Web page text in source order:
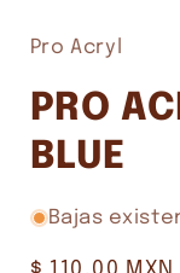
1
en
ventana
modal
Pro Acryl
PRO
BLUE
Bajas